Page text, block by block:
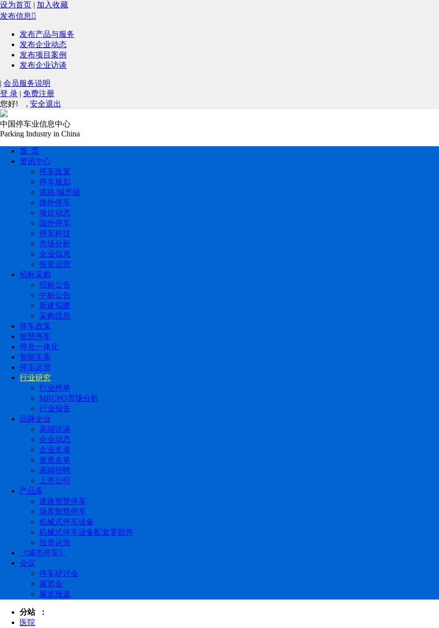
设为首页 | 加入收藏
发布信息 
发布产品与服务
发布企业动态
发布项目案例
发布企业访谈
| 会员服务说明
登 录 | 免费注册
您好!
, 安全退出
中国停车业信息中心
Parking Industry in China
首 页
资讯中心
停车政策
停车规划
道路/城市级
路外停车
项目动态
国外停车
停车科技
市场分析
企业信息
投资运营
招标采购
招标公告
中标公告
新建拟建
采购信息
停车政策
智慧停车
停充一体化
智能车库
停车运营
行业研究
行业榜单
MRCPO市场分析
行业报告
品牌企业
高端访谈
企业动态
企业名录
资质名单
高端招聘
上市公司
产品库
道路智慧停车
场库智慧停车
机械式停车设备
机械式停车设备配套零部件
投资运营
《城市停车》
会议
停车研讨会
展览会
展览报道
分站 ：
医院